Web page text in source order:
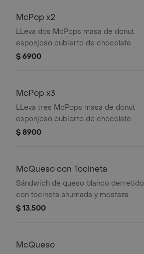
McPop x2
LLeva dos McPops masa de donut
esponjoso cubierto de chocolate.
$ 6900
McPop x3
LLeva tres McPops masa de donut
esponjoso cubierto de chocolate.
$ 8900
McQueso con Tocineta
Sándwich de queso blanco derretido
con tocineta ahumada y mostaza.
$ 13.500
McQueso